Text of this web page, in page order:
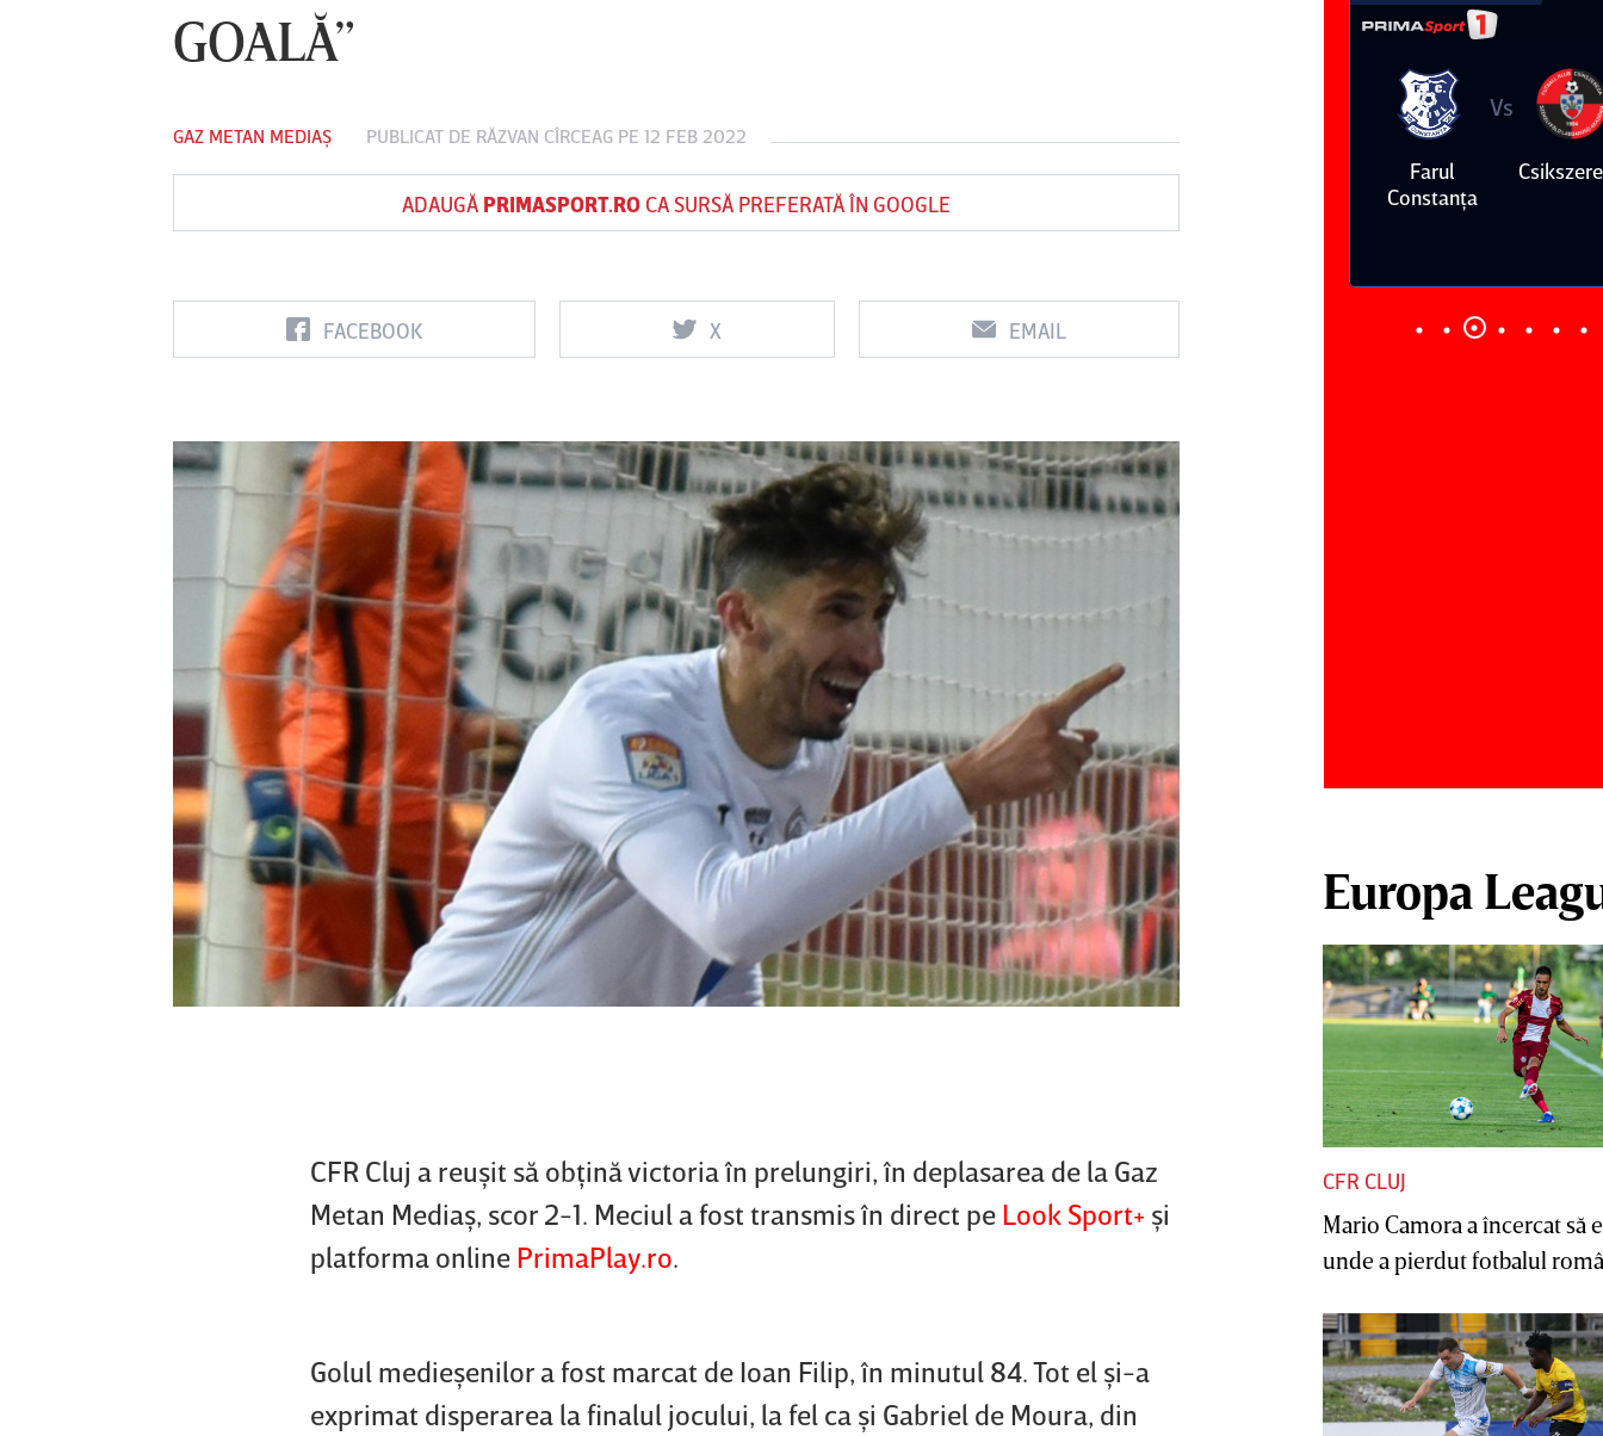
GOALĂ”
GAZ METAN MEDIAȘ PUBLICAT DE RĂZVAN CÎRCEAG PE 12 FEB 2022
ADAUGĂ PRIMASPORT.ROCA SURSĂ PREFERATĂ ÎN GOOGLE
FACEBOOK X EMAIL
CFR Cluj a reuşit să obţină victoria în prelungiri, în deplasarea de la Gaz
Metan Mediaş, scor 2-1. Meciul a fost transmis în direct pe Look Sport+ şi
platforma online PrimaPlay.ro.
Golul medieşenilor a fost marcat de Ioan Filip, în minutul 84. Tot el şi-a
exprimat disperarea la finalul jocului, la fel ca şi Gabriel de Moura, din
FC Botoşani
Corvinul
Sepsi OSK Sf
Gheorghe
FCSB UTA Arad Rapid
Farul
Dinamo
Vs
FC
Europa
CFR CLUJ
Mario Camora a încercat să
unde a pierdut fotbalul